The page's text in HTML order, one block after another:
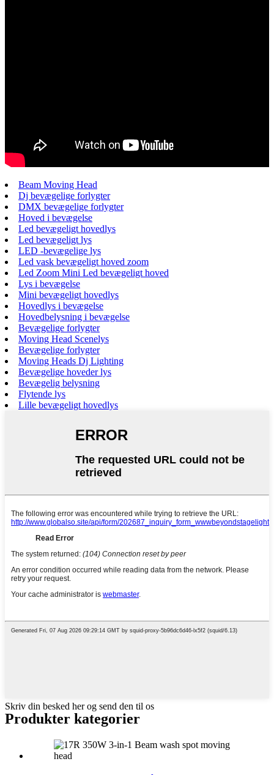
Beam Moving Head
Dj bevægelige forlygter
DMX bevægelige forlygter
Hoved i bevægelse
Led bevægeligt hovedlys
Led bevægeligt lys
LED -bevægelige lys
Led vask bevægeligt hoved zoom
Led Zoom Mini Led bevægeligt hoved
Lys i bevægelse
Mini bevægeligt hovedlys
Hovedlys i bevægelse
Hovedbelysning i bevægelse
Bevægelige forlygter
Moving Head Scenelys
Bevægelige forlygter
Moving Heads Dj Lighting
Bevægelige hoveder lys
Bevægelig belysning
Flytende lys
Lille bevægeligt hovedlys
Skriv din besked her og send den til os
Produkter kategorier